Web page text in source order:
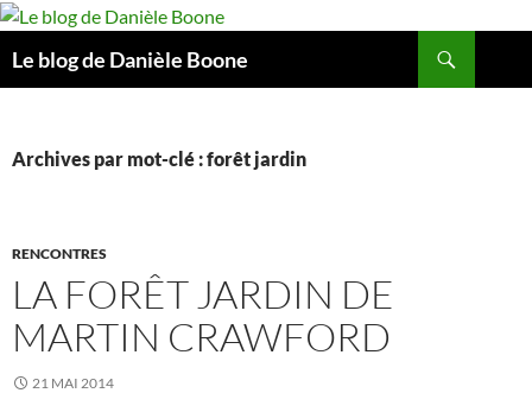
Aller
contenu
Le blog de Danièle Boone
Archives par mot-clé : forêt jardin
RENCONTRES
LA FORÊT JARDIN DE
MARTIN CRAWFORD
21 MAI 2014